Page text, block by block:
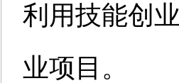
利用技能创
业项目。